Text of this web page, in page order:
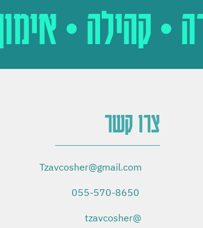
• קהילה •
צרו קשר
Tzavcosher@gmail.com
@tzavcosher